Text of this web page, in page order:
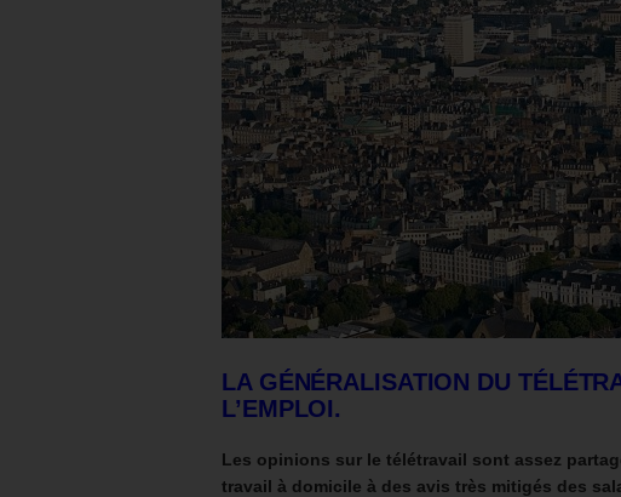
LA GÉNÉRALISATION DU
L’EMPLOI.
Les opinions sur le télétravail sont assez
travail à domicile à des avis très mitigés des